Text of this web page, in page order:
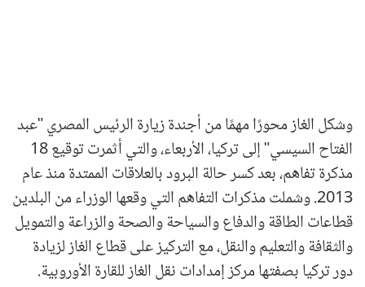
وشكل الغاز محورًا مهمًا من أجندة زيارة الرئيس المصري "عبد
الفتاح السيسي" إلى تركيا، الأربعاء، والتي أثمرت توقيع 18
مذكرة تفاهم، بعد كسر حالة البرود بالعلاقات الممتدة منذ عام
2013. وشملت مذكرات التفاهم التي وقعها الوزراء من البلدين
قطاعات الطاقة والدفاع والسياحة والصحة والزراعة والتمويل
والثقافة والتعليم والنقل، مع التركيز على قطاع الغاز لزيادة
دور تركيا بصفتها مركز إمدادات نقل الغاز للقارة الأوروبية.